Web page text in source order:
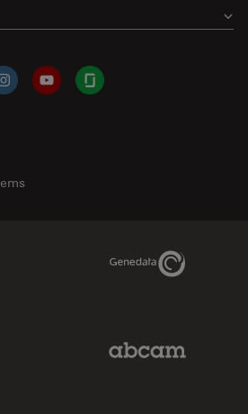
InstagramYouTubeGlassdoor
Genedata Link